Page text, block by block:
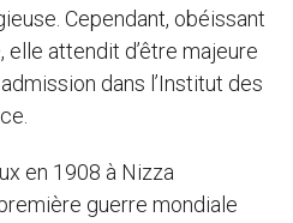
Cependant, obéissant
elle attendit d’être majeure
dans l’Institut des
en 1908 à Nizza
guerre mondiale